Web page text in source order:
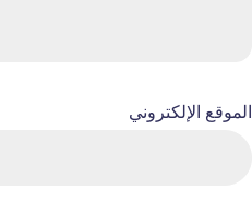
الموقع الإلكتروني